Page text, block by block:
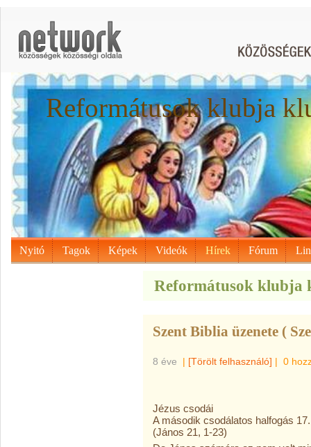
Reformátusok klubja
Nyitó Tagok Képek Videók Hírek Fórum
Reformátusok klubja
Szent Biblia üzenete (
8 éve | [Törölt felhasználó] | 0
Jézus csodái
A második csodálatos halfogás
(János 21, 1-23)